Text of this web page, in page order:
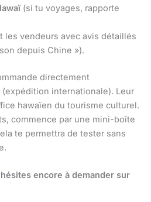
(si tu voyages, rapporte
les vendeurs avec avis détaillés
depuis Chine »).
directement
(expédition internationale). Leur
hawaïen du tourisme culturel.
commence par une mini-boîte
te permettra de tester sans
encore à demander sur